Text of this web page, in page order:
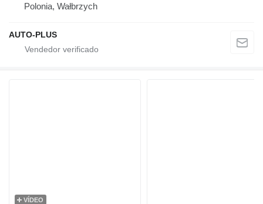
Polonia, Wałbrzych
AUTO-PLUS
VÍDEO